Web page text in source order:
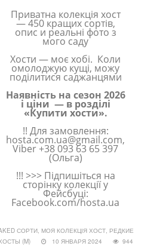
Приватна колекція хост
— 450 кращих сортів,
опис и реальні фото з
мого саду
Хости — моє хобі. Коли
омолоджую кущі, можу
поділитися саджанцями
Наявність на сезон 2026
і ціни — в розділі
«Купити хости».
!! Для замовлення:
hosta.com.ua@gmail.com,
Viber +38 093 63 65 397
(Ольга)
!!! >>> Підпишіться на
сторінку колекції у
Фейсбуці:
Facebook.com/hosta.ua
СОРТИ, МОЯ КОЛЕКЦІЯ ХОСТ, РЕДКИЕ
(M) 10 ЯНВАРЯ 2024
944